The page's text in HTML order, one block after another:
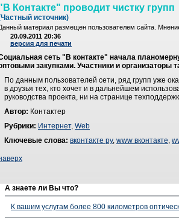
Контакте" проводит чистку групп
источник)
материал размещен пользователем сайта.
20.09.2011 20:36
версия для печати
сеть "В контакте" начала
закупками. Участники и организаторы
По данным пользователей сети, ряд групп уже
в друзья тех, кто хочет и в дальнейшем
руководства проекта, ни на странице
Автор: Контактер
Рубрики: Интернет, Web
Ключевые слова: вконтакте ру, www вконтакте,
А знаете ли Вы что?
К вашим услугам более 800 километров